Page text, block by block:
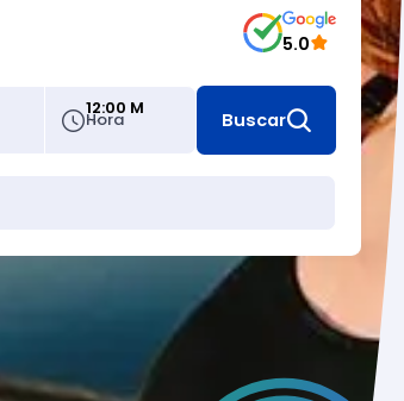
5.0
Hora
12:00 M
Buscar